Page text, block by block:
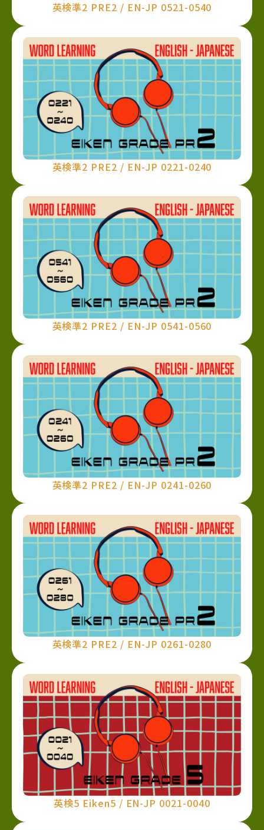
英検準2 PRE2 / EN-JP 0521-0540
英検準2 PRE2 / EN-JP 0221-0240
英検準2 PRE2 / EN-JP 0541-0560
英検準2 PRE2 / EN-JP 0241-0260
英検準2 PRE2 / EN-JP 0261-0280
英検5 Eiken5 / EN-JP 0021-0040